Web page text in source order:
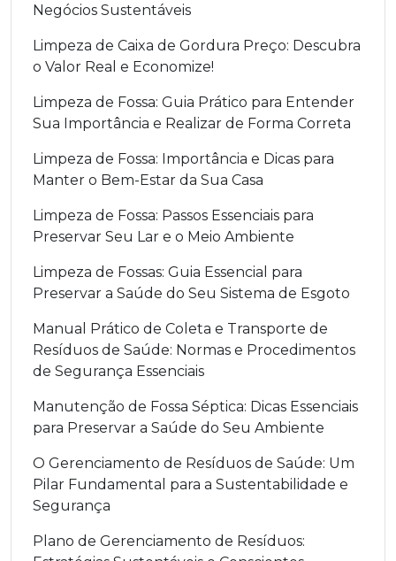
Negócios Sustentáveis
Limpeza de Caixa de Gordura Preço: Descubra
o Valor Real e Economize!
Limpeza de Fossa: Guia Prático para Entender
Sua Importância e Realizar de Forma Correta
Limpeza de Fossa: Importância e Dicas para
Manter o Bem-Estar da Sua Casa
Limpeza de Fossa: Passos Essenciais para
Preservar Seu Lar e o Meio Ambiente
Limpeza de Fossas: Guia Essencial para
Preservar a Saúde do Seu Sistema de Esgoto
Manual Prático de Coleta e Transporte de
Resíduos de Saúde: Normas e Procedimentos
de Segurança Essenciais
Manutenção de Fossa Séptica: Dicas Essenciais
para Preservar a Saúde do Seu Ambiente
O Gerenciamento de Resíduos de Saúde: Um
Pilar Fundamental para a Sustentabilidade e
Segurança
Plano de Gerenciamento de Resíduos: